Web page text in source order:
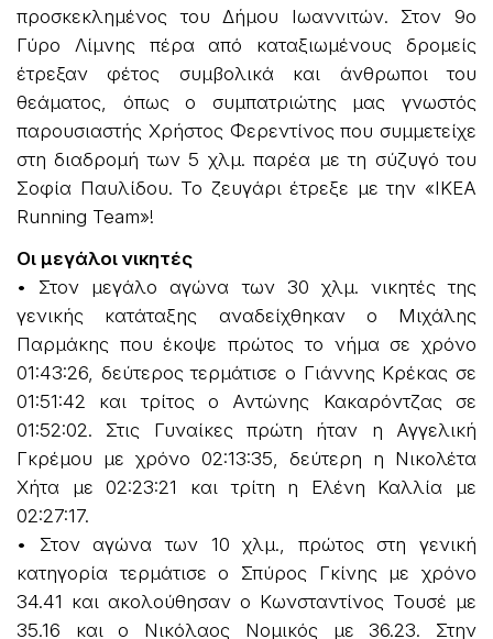
προσκεκλημένος του Δήμου Ιωαννιτών. Στον 9ο
Γύρο Λίμνης πέρα από καταξιωμένους δρομείς
έτρεξαν φέτος συμβολικά και άνθρωποι του
θεάματος, όπως ο συμπατριώτης μας γνωστός
παρουσιαστής Χρήστος Φερεντίνος που συμμετείχε
στη διαδρομή των 5 χλμ. παρέα με τη σύζυγό του
Σοφία Παυλίδου. Το ζευγάρι έτρεξε με την «IKEA
Running Team»!
Οι μεγάλοι νικητές
• Στον μεγάλο αγώνα των 30 χλμ. νικητές της
γενικής κατάταξης αναδείχθηκαν ο Μιχάλης
Παρμάκης που έκοψε πρώτος το νήμα σε χρόνο
01:43:26, δεύτερος τερμάτισε ο Γιάννης Κρέκας σε
01:51:42 και τρίτος ο Αντώνης Κακαρόντζας σε
01:52:02. Στις Γυναίκες πρώτη ήταν η Αγγελική
Γκρέμου με χρόνο 02:13:35, δεύτερη η Νικολέτα
Χήτα με 02:23:21 και τρίτη η Ελένη Καλλία με
02:27:17.
• Στον αγώνα των 10 χλμ., πρώτος στη γενική
κατηγορία τερμάτισε ο Σπύρος Γκίνης με χρόνο
34.41 και ακολούθησαν ο Κωνσταντίνος Τουσέ με
35.16 και ο Νικόλαος Νομικός με 36.23. Στην